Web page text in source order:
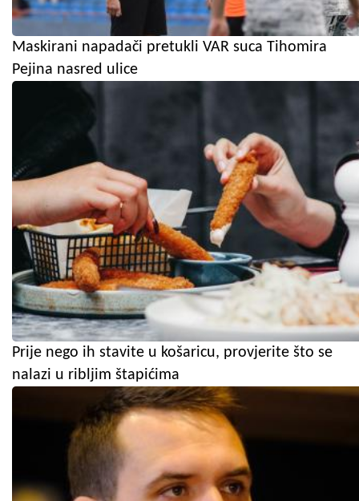
Maskirani napadači pretukli VAR suca Tihomira
Pejina nasred ulice
Prije nego ih stavite u košaricu, provjerite što se
nalazi u ribljim štapićima